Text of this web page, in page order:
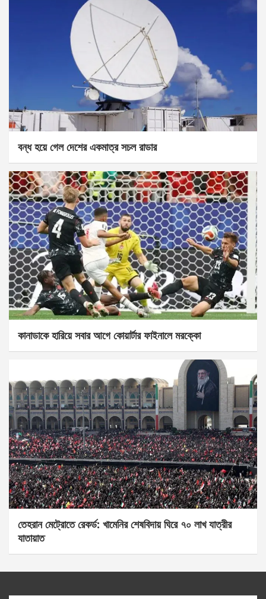
বন্ধ হয়ে গেল দেশের একমাত্র সচল রাডার
কানাডাকে হারিয়ে সবার আগে কোয়ার্টার ফাইনালে মরক্কো
তেহরান মেট্রোতে রেকর্ড: খামেনির শেষবিদায় ঘিরে ৭০ লাখ যাত্রীর
যাতায়াত